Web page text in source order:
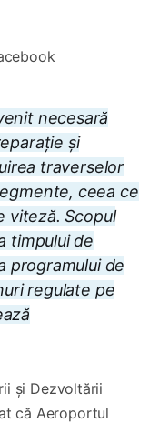
necesară
și
traverselor
ceea ce
viteză. Scopul
timpului de
programului de
regulate pe
și Dezvoltării
că Aeroportul